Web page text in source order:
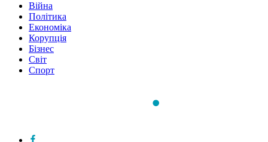
Війна
Політика
Економіка
Корупція
Бізнес
Світ
Спорт